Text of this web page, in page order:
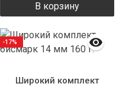
В корзину
Широкий комплект
-17%